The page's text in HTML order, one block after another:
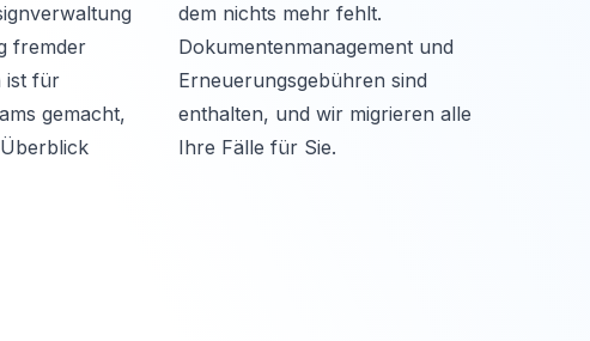
fremder
ist für
gemacht,
dem nichts mehr fehlt.
Dokumentenmanagement und
Erneuerungsgebühren sind
enthalten, und wir migrieren alle
Ihre Fälle für Sie.